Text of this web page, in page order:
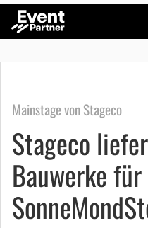
Mainstage von Stageco
Stageco
Bauwerke für